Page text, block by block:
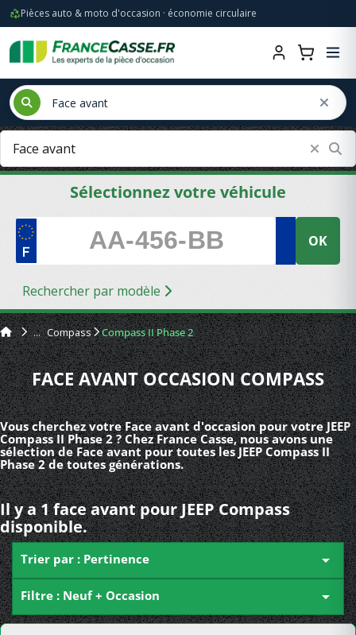
Pièces auto & moto d'occasion · économie circulaire
Sélectionnez votre véhicule
OK
Rechercher par modèle
Compass Compass II Phase 2
FACE AVANT OCCASION COMPASS
Vous cherchez votre Face avant d'occasion pour votre JEEP
Compass II Phase 2 ? Chez France Casse, nous avons une
sélection de Face avant pour toutes les JEEP Compass II
Phase 2 de toutes générations.
Il y a 1 face avant pour JEEP Compass
disponible.
Trier par : Pertinence 
Filtre : Neuf + Occasion 